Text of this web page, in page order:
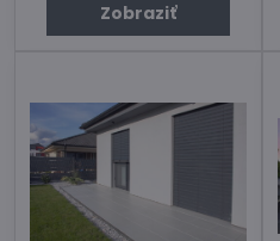
Zobraziť